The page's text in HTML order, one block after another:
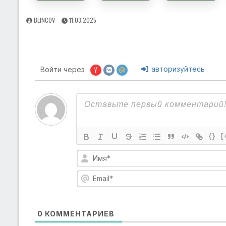
AUTHOR:
BLINCOV
PUBLISHED
11.03.2025
Войти через авторизуйтесь
{}
0 КОММЕНТАРИЕВ